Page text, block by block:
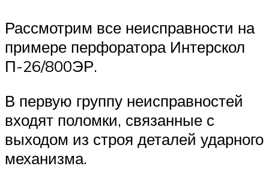
Рассмотрим все неисправности на
примере перфоратора Интерскол
П-26/800ЭР.
В первую группу неисправностей
входят поломки, связанные с
выходом из строя деталей ударного
механизма.